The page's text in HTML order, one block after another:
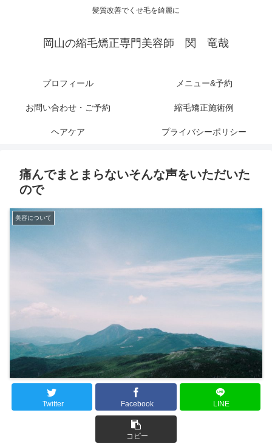
髪質改善でくせ毛を綺麗に
岡山の縮毛矯正専門美容師 関 竜哉
プロフィール メニュー&予約
お問い合わせ・ご予約 縮毛矯正施術例
ヘアケア プライバシーポリシー
痛んでまとまらないそんな声をいただいた
ので
美容について
Twitter Facebook LINE
コピー